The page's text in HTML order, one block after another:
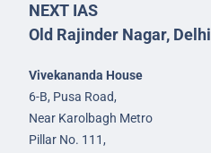
NEXT IAS
Old Rajinder Nagar, Delhi
Vivekananda House
6-B, Pusa Road,
Near Karolbagh Metro
Pillar No. 111,